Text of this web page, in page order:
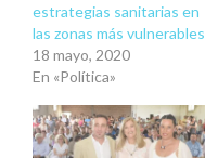
estrategias sanitarias en
las zonas más vulnerables
18 mayo, 2020
En «Política»